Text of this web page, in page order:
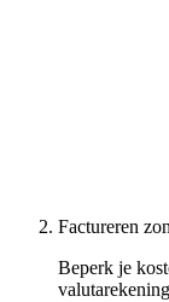
Factureren
Beperk je